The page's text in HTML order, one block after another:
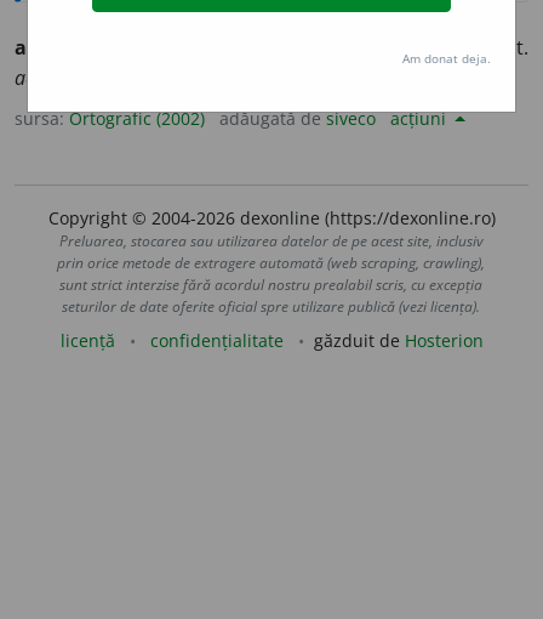
acompaniato
), g.-d. art.
acompaniato
sursa:Ortografic (2002) adăugată desiveco acțiuni
Copyright © 2004-2026 dexonline (https://dexonline.ro)
Preluarea, stocarea sau utilizarea datelor de pe acest site, inclusiv
prin orice metode de extragere automată (web scraping, crawling),
sunt strict interzise fără acordul nostru prealabil scris, cu excepția
seturilor de date oferite oficial spre utilizare publică (vezi licența).
licență confidențialitate găzduit de Hosterion
Am donat deja.